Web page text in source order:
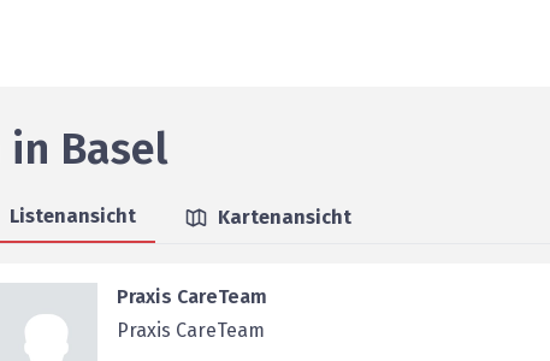
in Basel
Listenansicht Kartenansicht
Praxis CareTeam
Praxis CareTeam